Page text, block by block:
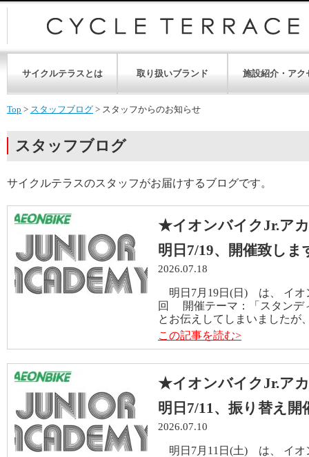
サイクルテラスとは 取り扱いブランド 施設紹介・アク
Top > スタッフブログ > スタッフからのお知らせ
スタッフブログ
サイクルテラスのスタッフがお届けするブログです。
★イオンバイクJr.ア
明日7/19、開催致し
2026.07.18
明日7月19日(日) は、 イオ
回 開催テーマ：「スタンデ
とお伝えしてしまいましたが
この記事を読む>
★イオンバイクJr.ア
明日7/11、振り替え
2026.07.10
明日7月11日(土) は、 イオ